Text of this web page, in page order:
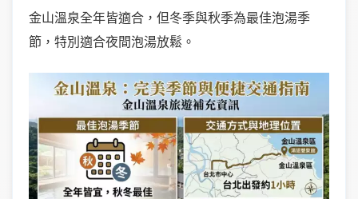
金山溫泉全年皆適合，但冬季與秋季為最佳泡湯季
節，特別適合夜間泡湯放鬆。